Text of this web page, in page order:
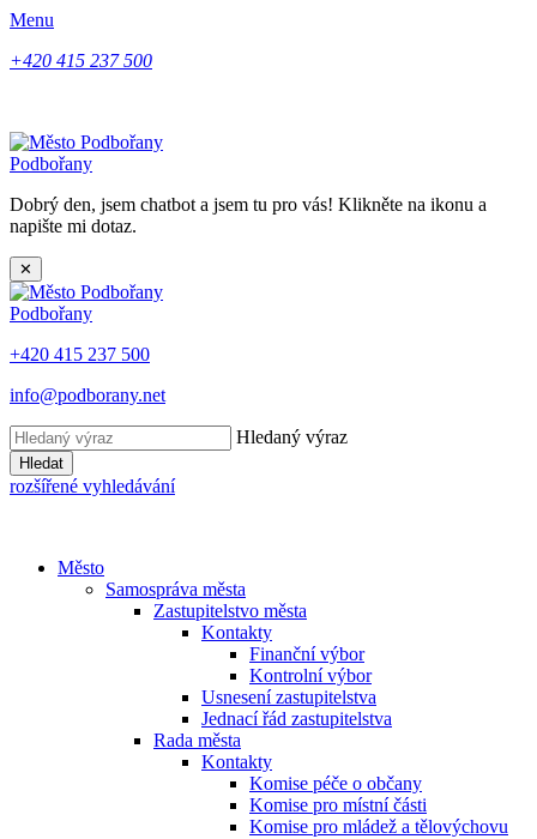
Menu
+420 415 237 500
Podbořany
Dobrý den, jsem chatbot a jsem tu pro vás! Klikněte na ikonu a
napište mi dotaz.
✕
Podbořany
+420 415 237 500
info@podborany.net
Hledaný výraz
Hledat
rozšířené vyhledávání
Město
Samospráva města
Zastupitelstvo města
Kontakty
Finanční výbor
Kontrolní výbor
Usnesení zastupitelstva
Jednací řád zastupitelstva
Rada města
Kontakty
Komise péče o občany
Komise pro místní části
Komise pro mládež a tělovýchovu